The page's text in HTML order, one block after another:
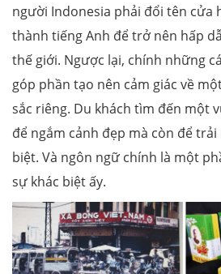
người Indonesia phải đổi tên cửa
thành tiếng Anh để trở nên hấp
thế giới. Ngược lại, chính những
góp phần tạo nên cảm giác về
sắc riêng. Du khách tìm đến một
để ngắm cảnh đẹp mà còn để
biệt. Và ngôn ngữ chính là một
sự khác biệt ấy.